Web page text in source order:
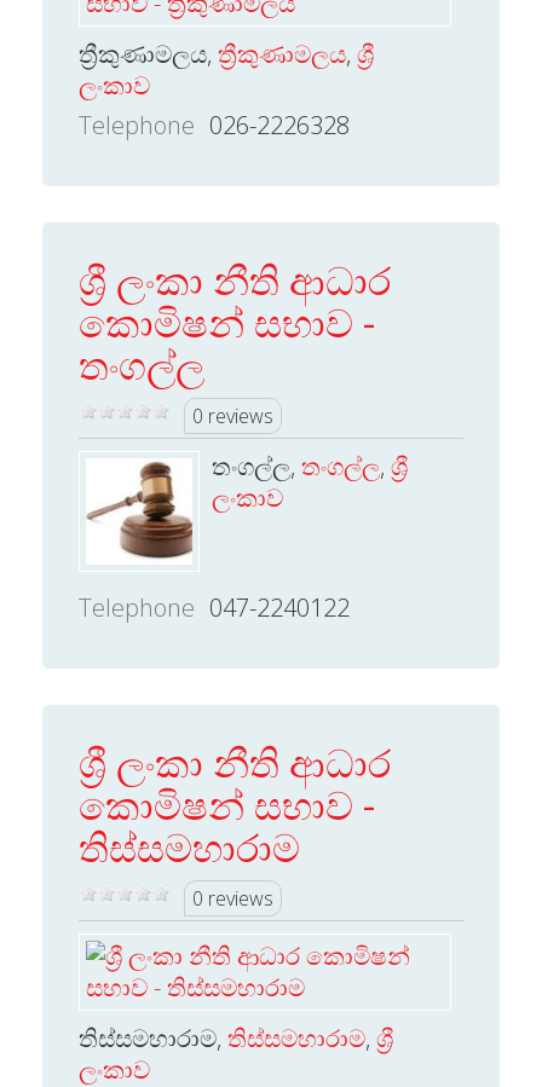
ත්‍රීකුණාමලය, ත්‍රීකුණාමලය, ශ්‍රී
ලංකාව
Telephone 026-2226328
ශ්‍රී ලංකා නීති ආධාර
කොමිෂන් සභාව -
තංගල්ල
0 reviews
තංගල්ල, තංගල්ල, ශ්‍රී
ලංකාව
Telephone 047-2240122
ශ්‍රී ලංකා නීති ආධාර
කොමිෂන් සභාව -
තිස්සමහාරාම
0 reviews
තිස්සමහාරාම, තිස්සමහාරාම, ශ්‍රී
ලංකාව